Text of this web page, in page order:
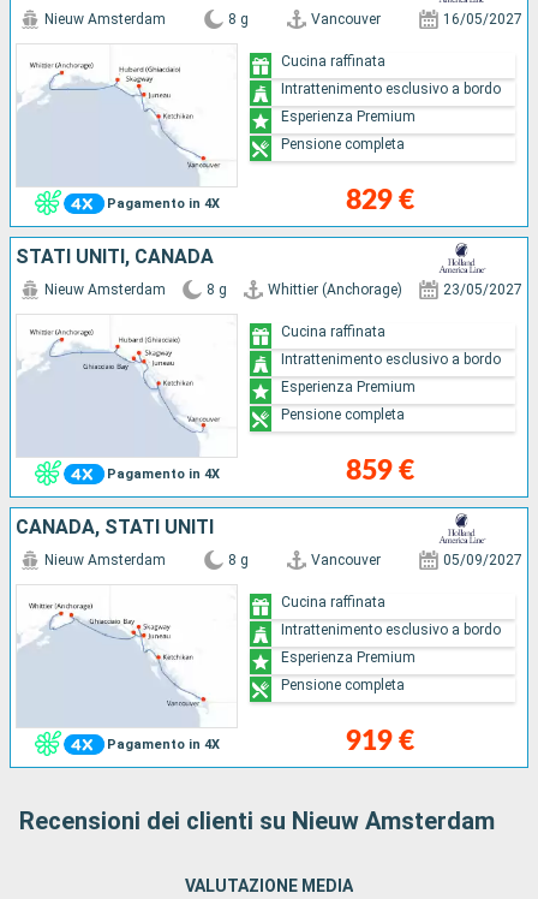
Pagamento in 4X
Nieuw Amsterdam 8 g Vancouver 16/05/2027
829 €
Cucina raffinata
Intrattenimento esclusivo a bordo
Esperienza Premium
Pensione completa
STATI UNITI, CANADA
Pagamento in 4X
Nieuw Amsterdam 8 g Whittier (Anchorage) 23/05/2027
859 €
Cucina raffinata
Intrattenimento esclusivo a bordo
Esperienza Premium
Pensione completa
CANADA, STATI UNITI
Pagamento in 4X
Nieuw Amsterdam 8 g Vancouver 05/09/2027
919 €
Cucina raffinata
Intrattenimento esclusivo a bordo
Esperienza Premium
Pensione completa
Recensioni dei clienti su Nieuw Amsterdam
VALUTAZIONE MEDIA